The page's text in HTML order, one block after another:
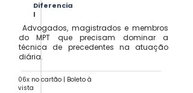
06x no cartão | Boleto à
vista
Advogados, magistrados e membros
do MPT que precisam dominar a
técnica de precedentes na atuação
diária.
Diferencia
l